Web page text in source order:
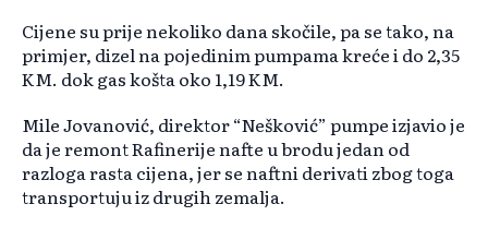
Cijene su prije nekoliko dana skočile, pa se tako, na
primjer, dizel na pojedinim pumpama kreće i do 2,35
KM. dok gas košta oko 1,19 KM.
Mile Jovanović, direktor “Nešković” pumpe izjavio je
da je remont Rafinerije nafte u brodu jedan od
razloga rasta cijena, jer se naftni derivati zbog toga
transportuju iz drugih zemalja.